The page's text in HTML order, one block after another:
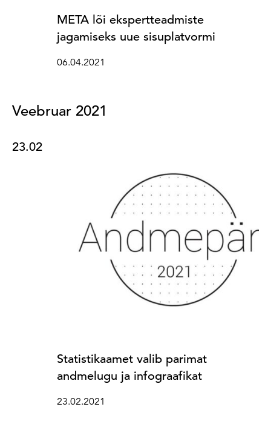
META lõi ekspertteadmiste
jagamiseks uue sisuplatvormi
06.04.2021
Veebruar 2021
23.02
Statistikaamet valib parimat
andmelugu ja infograafikat
23.02.2021